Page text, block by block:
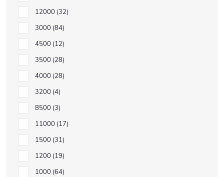
12000 32
3000 84
4500 12
3500 28
4000 28
3200 4
8500 3
11000 17
1500 31
1200 19
1000 64